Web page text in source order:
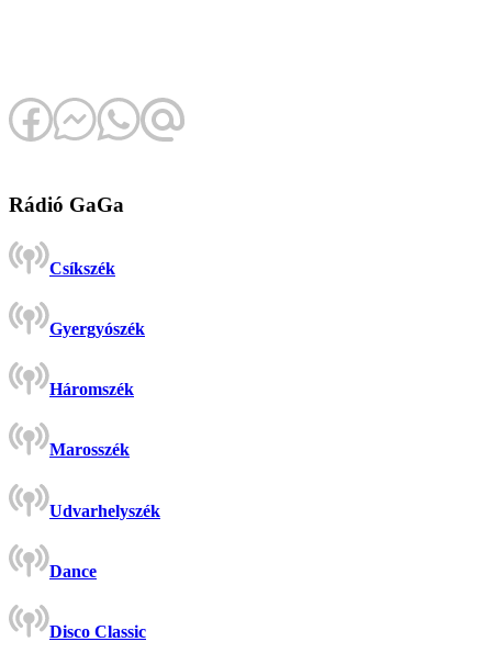
Rádió GaGa
Csíkszék
Gyergyószék
Háromszék
Marosszék
Udvarhelyszék
Dance
Disco Classic